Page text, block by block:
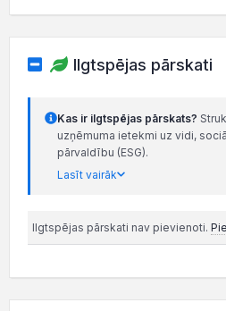
Ilgtspējas pārskati
Kas ir ilgtspējas pārskats?
uzņēmuma ietekmi uz vidi,
pārvaldību (ESG).
Lasīt vairāk
Ilgtspējas pārskati nav pievienoti.